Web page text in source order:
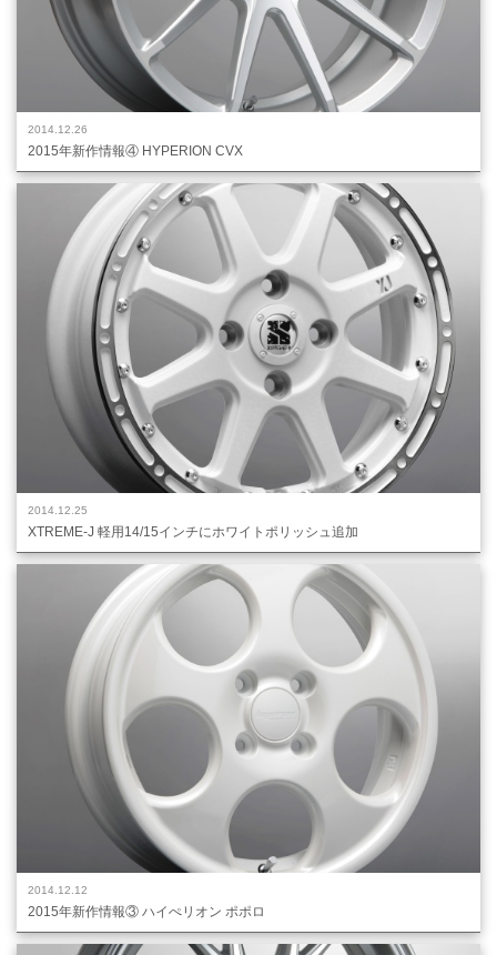
2014.12.26
2015年新作情報④ HYPERION CVX
2014.12.25
XTREME-J 軽用14/15インチにホワイトポリッシュ追加
2014.12.12
2015年新作情報③ ハイぺリオン ポポロ